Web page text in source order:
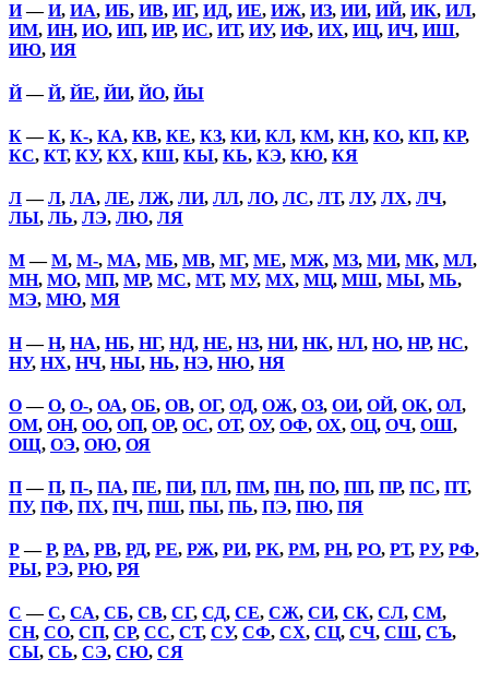
И—И, ИА, ИБ, ИВ, ИГ, ИД, ИЕ, ИЖ, ИЗ, ИИ, ИЙ, ИК, ИЛ,
ИМ, ИН, ИО, ИП, ИР, ИС, ИТ, ИУ, ИФ, ИХ, ИЦ, ИЧ, ИШ,
ИЮ, ИЯ
Й—Й, ЙЕ, ЙИ, ЙО, ЙЫ
К—К, К-, КА, КВ, КЕ, КЗ, КИ, КЛ, КМ, КН, КО, КП, КР,
КС, КТ, КУ, КХ, КШ, КЫ, КЬ, КЭ, КЮ, КЯ
Л—Л, ЛА, ЛЕ, ЛЖ, ЛИ, ЛЛ, ЛО, ЛС, ЛТ, ЛУ, ЛХ, ЛЧ,
ЛЫ, ЛЬ, ЛЭ, ЛЮ, ЛЯ
М—М, М-, МА, МБ, МВ, МГ, МЕ, МЖ, МЗ, МИ, МК, МЛ,
МН, МО, МП, МР, МС, МТ, МУ, МХ, МЦ, МШ, МЫ, МЬ,
МЭ, МЮ, МЯ
Н—Н, НА, НБ, НГ, НД, НЕ, НЗ, НИ, НК, НЛ, НО, НР, НС,
НУ, НХ, НЧ, НЫ, НЬ, НЭ, НЮ, НЯ
О—О, О-, ОА, ОБ, ОВ, ОГ, ОД, ОЖ, ОЗ, ОИ, ОЙ, ОК, ОЛ,
ОМ, ОН, ОО, ОП, ОР, ОС, ОТ, ОУ, ОФ, ОХ, ОЦ, ОЧ, ОШ,
ОЩ, ОЭ, ОЮ, ОЯ
П—П, П-, ПА, ПЕ, ПИ, ПЛ, ПМ, ПН, ПО, ПП, ПР, ПС, ПТ,
ПУ, ПФ, ПХ, ПЧ, ПШ, ПЫ, ПЬ, ПЭ, ПЮ, ПЯ
Р—Р, РА, РВ, РД, РЕ, РЖ, РИ, РК, РМ, РН, РО, РТ, РУ, РФ,
РЫ, РЭ, РЮ, РЯ
С —С, СА, СБ, СВ, СГ, СД, СЕ, СЖ, СИ, СК, СЛ, СМ,
СН, СО, СП, СР, СС, СТ, СУ, СФ, СХ, СЦ, СЧ, СШ, СЪ,
СЫ, СЬ, СЭ, СЮ, СЯ